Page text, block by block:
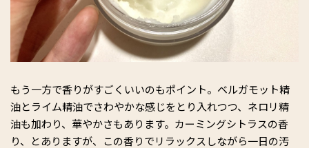
もう一方で香りがすごくいいのもポイント。ベルガモット精
油とライム精油でさわやかな感じをとり入れつつ、ネロリ精
油も加わり、華やかさもあります。カーミングシトラスの香
り、とありますが、この香りでリラックスしながら一日の汚